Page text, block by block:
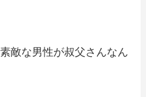
敵な男性が叔父さんなん